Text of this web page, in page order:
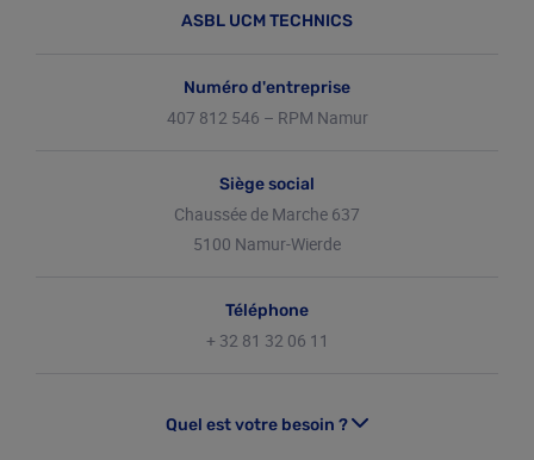
ASBL UCM TECHNICS
Numéro d'entreprise
407 812 546 – RPM Namur
Siège social
Chaussée de Marche 637
5100 Namur-Wierde
Téléphone
+ 32 81 32 06 11
Quel est votre besoin ?